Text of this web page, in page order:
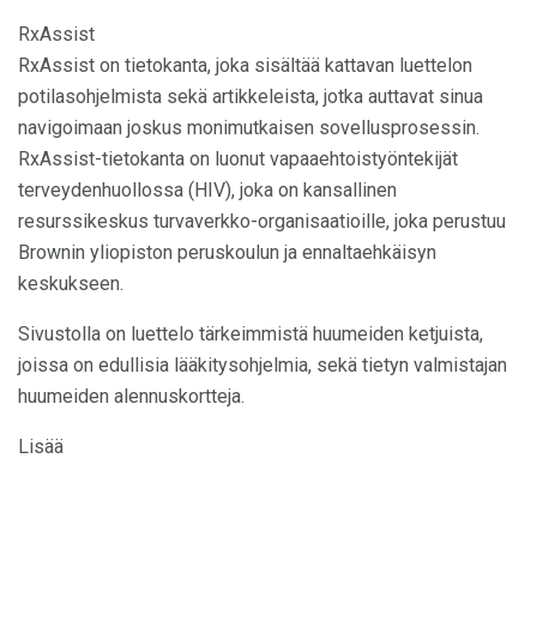
RxAssist
RxAssist on tietokanta, joka sisältää kattavan luettelon
potilasohjelmista sekä artikkeleista, jotka auttavat sinua
navigoimaan joskus monimutkaisen sovellusprosessin.
RxAssist-tietokanta on luonut vapaaehtoistyöntekijät
terveydenhuollossa (HIV), joka on kansallinen
resurssikeskus turvaverkko-organisaatioille, joka perustuu
Brownin yliopiston peruskoulun ja ennaltaehkäisyn
keskukseen.
Sivustolla on luettelo tärkeimmistä huumeiden ketjuista,
joissa on edullisia lääkitysohjelmia, sekä tietyn valmistajan
huumeiden alennuskortteja.
Lisää